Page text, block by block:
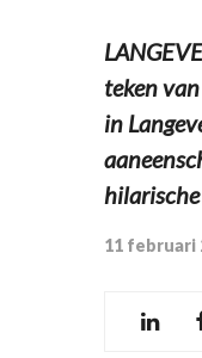
teken
in
11 februari